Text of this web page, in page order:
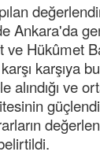
Ankara'da
ve Hükûmet
karşıya
ve